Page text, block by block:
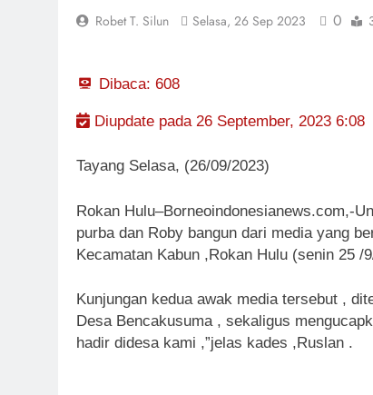
Robet T. Silun Selasa, 26 Sep 2023 0
Dibaca: 608
Diupdate pada 26 September, 2023 6:08
Tayang Selasa, (26/09/2023)
Rokan Hulu–Borneoindonesianews.com,-
purba dan Roby bangun dari media yang
Kecamatan Kabun ,Rokan Hulu (senin 25 /
Kunjungan kedua awak media tersebut ,
Desa Bencakusuma , sekaligus
hadir didesa kami ,”jelas kades ,Ruslan .